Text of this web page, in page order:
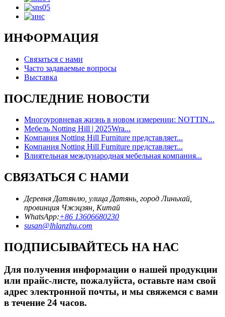
ИНФОРМАЦИЯ
Связаться с нами
Часто задаваемые вопросы
Выставка
ПОСЛЕДНИЕ НОВОСТИ
Многоуровневая жизнь в новом измерении: NOTTIN...
Мебель Notting Hill | 2025Wra...
Компания Notting Hill Furniture представляет...
Компания Notting Hill Furniture представляет...
Влиятельная международная мебельная компания...
СВЯЗАТЬСЯ С НАМИ
Деревня Датянлю, улица Датянь, город Линьхай,
провинция Чжэцзян, Китай
WhatsApp:+86 13606680230
susan@lhlanzhu.com
ПОДПИСЫВАЙТЕСЬ НА НАС
Для получения информации о нашей продукции
или прайс-листе, пожалуйста, оставьте нам свой
адрес электронной почты, и мы свяжемся с вами
в течение 24 часов.